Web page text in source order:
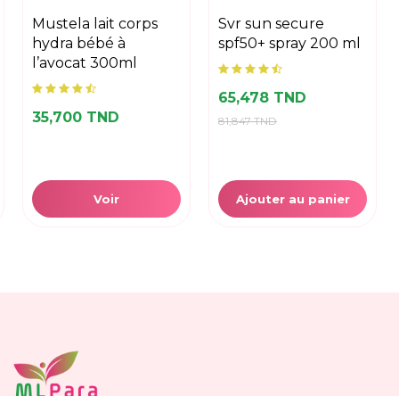
mustela lait corps
hydra bébé à
l’avocat 300ml
35,700 TND
Voir
svr sun secure
spf50+ spray 200 ml
65,478 TND
81,847 TND
Ajouter au panier